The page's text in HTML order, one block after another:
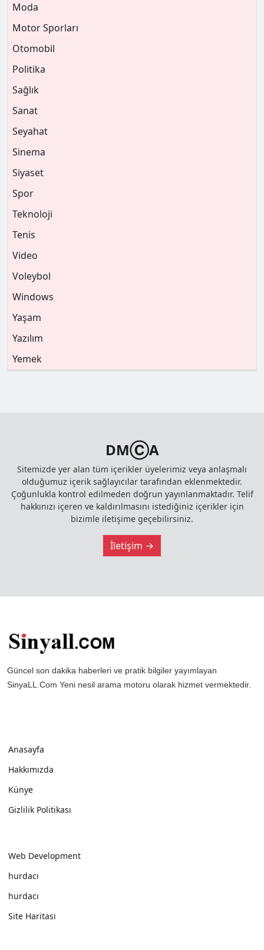
Moda
Motor Sporları
Otomobil
Politika
Sağlık
Sanat
Seyahat
Sinema
Siyaset
Spor
Teknoloji
Tenis
Video
Voleybol
Windows
Yaşam
Yazılım
Yemek
DMⒸA
Sitemizde yer alan tüm içerikler üyelerimiz veya anlaşmalı
olduğumuz içerik sağlayıcılar tarafından eklenmektedir.
Çoğunlukla kontrol edilmeden doğrun yayınlanmaktadır. Telif
hakkınızı içeren ve kaldırılmasını istediğiniz içerikler için
bizimle iletişime geçebilirsiniz.
İletişim →
Güncel son dakika haberleri ve pratik bilgiler yayımlayan
SinyaLL.Com Yeni nesil arama motoru olarak hizmet vermektedir.
Anasayfa
Hakkımızda
Künye
Gizlilik Politikası
Web Development
hurdacı
hurdacı
Site Haritası